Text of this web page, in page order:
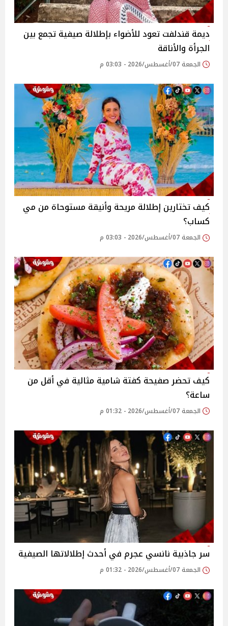
ديمة قندلفت تعود للأضواء بإطلالة صيفية تجمع بين
الجرأة والأناقة
الجمعة 07/أغسطس/2026 - 03:03 م
كيف تختارين إطلالة مريحة وأنيقة مستوحاة من مي
كساب؟
الجمعة 07/أغسطس/2026 - 03:03 م
كيف تحضر صفيحة كفتة شامية مثالية في أقل من
ساعة؟
الجمعة 07/أغسطس/2026 - 01:32 م
سر جاذبية نانسي عجرم في أحدث إطلالاتها الصيفية
الجمعة 07/أغسطس/2026 - 01:32 م